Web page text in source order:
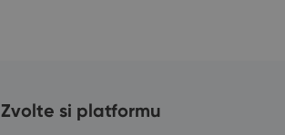
Zvolte si platformu